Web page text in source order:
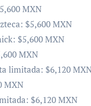
MXN
$5,600 MXN
$5,600 MXN
MXN
limitada: $6,120
MXN
$6,120 MXN